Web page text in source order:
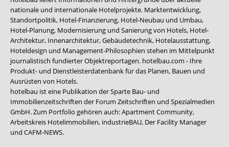
nationale und internationale Hotelprojekte. Marktentwicklung,
Standortpolitik, Hotel-Finanzierung, Hotel-Neubau und Umbau,
Hotel-Planung, Modernisierung und Sanierung von Hotels, Hotel-
Architektur, Innenarchitektur, Gebäudetechnik, Hotelausstattung,
Hoteldesign und Management-Philosophien stehen im Mittelpunkt
journalistisch fundierter Objektreportagen. hotelbau.com - Ihre
Produkt- und Dienstleisterdatenbank für das Planen, Bauen und
Ausrüsten von Hotels.
hotelbau ist eine Publikation der Sparte Bau- und
Immobilienzeitschriften der Forum Zeitschriften und Spezialmedien
GmbH. Zum Portfolio gehören auch:Apartment Community,
Arbeitskreis Hotelimmobilien, industrieBAU, Der Facility Manager
und CAFM-NEWS.